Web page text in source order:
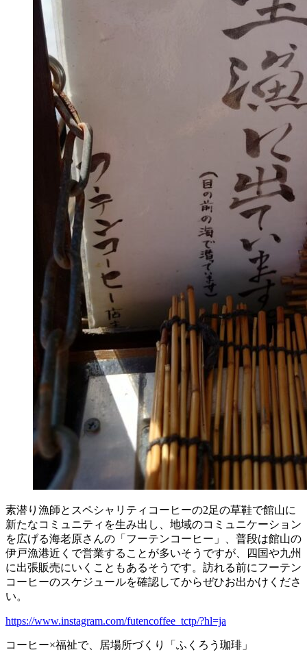
素潜り漁師とスペシャリティコーヒーの2足の草鞋で館山に
新たなコミュニティを生み出し、地域のコミュニケーション
を広げる海老原さんの「フーテンコーヒー」、普段は館山の
伊戸漁港近くで営業することが多いそうですが、四国や九州
に出張販売にいくこともあるそうです。訪れる前にフーテン
コーヒーのスケジュールを確認してからぜひお出かけくださ
い。
https://www.instagram.com/futencoffee_tctp/?hl=ja
コーヒー×福祉で、居場所づくり「ふくろう珈琲」